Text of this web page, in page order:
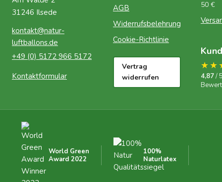
31246 Ilsede
kontakt@natur-
luftballons.de
+49 (0) 5172 966 5172
Kontaktformular
AGB
Widerrufsbelehrung
Cookie-Richtlinie
Vertrag
widerrufen
50 €
4,87/
World Green
Award 2022
100%
Naturlatex